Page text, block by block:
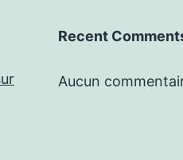
Recent
Aucun